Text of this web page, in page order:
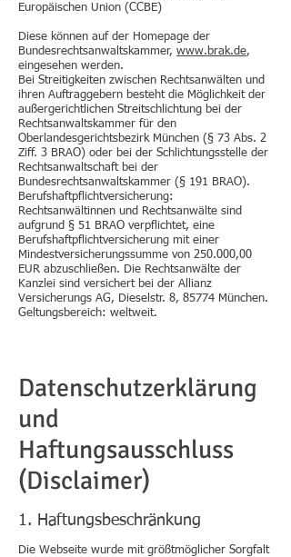
Europäischen Union (CCBE)
Diese können auf der Homepage der
Bundesrechtsanwaltskammer, www.brak.de,
eingesehen werden.
Bei Streitigkeiten zwischen Rechtsanwälten und
ihren Auftraggebern besteht die Möglichkeit der
außergerichtlichen Streitschlichtung bei der
Rechtsanwaltskammer für den
Oberlandesgerichtsbezirk München (§ 73 Abs. 2
Ziff. 3 BRAO) oder bei der Schlichtungsstelle der
Rechtsanwaltschaft bei der
Bundesrechtsanwaltskammer (§ 191 BRAO).
Berufshaftpflichtversicherung:
Rechtsanwältinnen und Rechtsanwälte sind
aufgrund § 51 BRAO verpflichtet, eine
Berufshaftpflichtversicherung mit einer
Mindestversicherungssumme von 250.000,00
EUR abzuschließen. Die Rechtsanwälte der
Kanzlei sind versichert bei der Allianz
Versicherungs AG, Dieselstr. 8, 85774 München.
Geltungsbereich: weltweit.
Datenschutzerklärung
und
Haftungsausschluss
(Disclaimer)
1. Haftungsbeschränkung
Die Webseite wurde mit größtmöglicher Sorgfalt